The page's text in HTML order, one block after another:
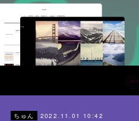
ちゅん 2022.11.01 10:42